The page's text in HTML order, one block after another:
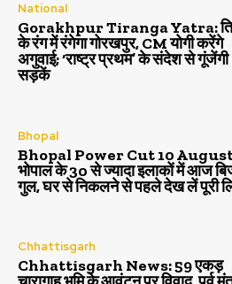
National
Gorakhpur Tiranga Yatra:
के रंग में रंगेगा गोरखपुर, CM योगी करेंगे
अगुवाई; ‘राष्ट्र प्रथम’ के संदेश से गूंजेंगी
सड़कें
Bhopal
Bhopal Power Cut 10
भोपाल के 30 से ज्यादा इलाकों में आज
गुल, घर से निकलने से पहले देख लें पूरी
Chhattisgarh
Chhattisgarh News: 59 एकड़